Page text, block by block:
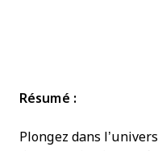
Résumé :
Plongez dans